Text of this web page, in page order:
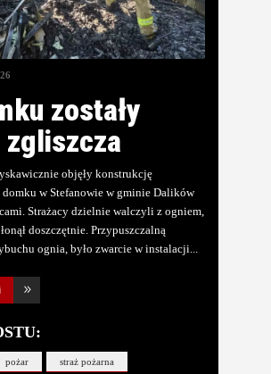
zostały
objęły konstrukcję
domku w Stefanowie w gminie Dalików
Strażacy dzielnie walczyli z ogniem,
doszczętnie. Przypuszczalną
ognia, było zwarcie w instalacji
pożar straż pożarna